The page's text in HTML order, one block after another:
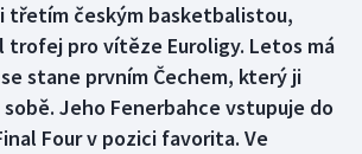
třetím českým basketbalistou,
trofej pro vítěze Euroligy. Letos má
stane prvním Čechem, který ji
Jeho Fenerbahce vstupuje do
Four v pozici favorita. Ve